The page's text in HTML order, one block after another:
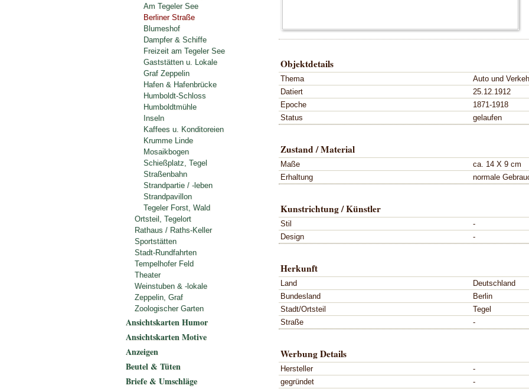
Objektdetails
Thema
Auto und
Datiert
25.12.1912
Epoche
1871-1918
Status
gelaufen
Zustand / Material
Maße
ca. 14 X 9 cm
Erhaltung
normale
Kunstrichtung / Künstler
Stil
-
Design
-
Herkunft
Land
Deutschland
Bundesland
Berlin
Stadt/Ortsteil
Tegel
Straße
-
Werbung Details
Hersteller
-
gegründet
-
Am Tegeler See
Berliner Straße
Blumeshof
Dampfer & Schiffe
Freizeit am Tegeler See
Gaststätten u. Lokale
Graf Zeppelin
Hafen & Hafenbrücke
Humboldt-Schloss
Humboldtmühle
Inseln
Kaffees u. Konditoreien
Krumme Linde
Mosaikbogen
Schießplatz, Tegel
Straßenbahn
Strandpartie / -leben
Strandpavillon
Tegeler Forst, Wald
Ortsteil, Tegelort
Rathaus / Raths-Keller
Sportstätten
Stadt-Rundfahrten
Tempelhofer Feld
Theater
Weinstuben & -lokale
Zeppelin, Graf
Zoologischer Garten
Ansichtskarten Humor
Ansichtskarten Motive
Anzeigen
Beutel & Tüten
Briefe & Umschläge